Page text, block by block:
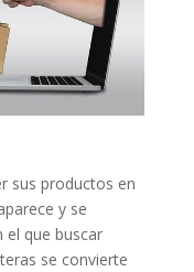
sus productos en
y se
que buscar
se convierte